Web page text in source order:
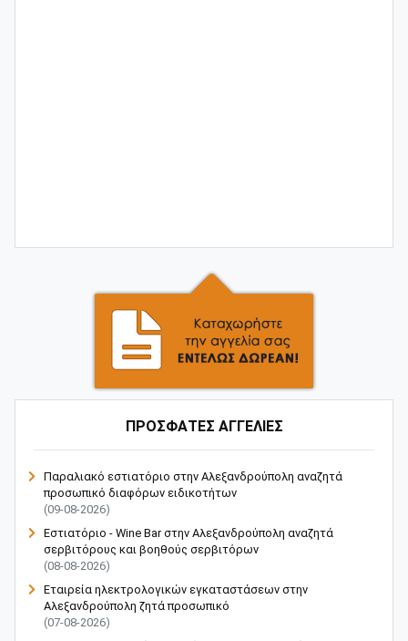
ΠΡΟΣΦΑΤΕΣ ΑΓΓΕΛΙΕΣ
Παραλιακό εστιατόριο στην Αλεξανδρούπολη αναζητά
προσωπικό διαφόρων ειδικοτήτων
(09-08-2026)
Εστιατόριο - Wine Bar στην Αλεξανδρούπολη αναζητά
σερβιτόρους και βοηθούς σερβιτόρων
(08-08-2026)
Εταιρεία ηλεκτρολογικών εγκαταστάσεων στην
Αλεξανδρούπολη ζητά προσωπικό
(07-08-2026)